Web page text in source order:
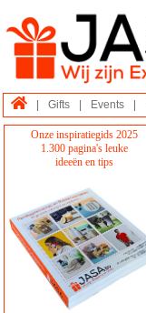
Gifts Events
Onze inspiratiegids 2025
1.300 pagina's leuke
ideeën en tips